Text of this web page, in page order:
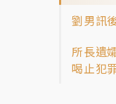
劉男訊
所長遺
喝止犯